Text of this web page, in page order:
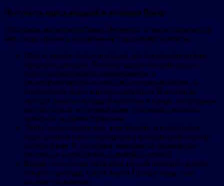
Что учесть перед поездкой в весенний Питер
Собираясь посмотреть Санкт-Петербург в марте, апреле или
мае, стоит принять во внимание следующие моменты:
Начало весны лучше подходит для посещения музеев,
галерей и дворцов. Хотя погодные условия вряд ли
будут способствовать ознакомлению с
достопримечательностями под открытым небом, в
помещениях будет вполне комфортно. В весенние
месяцы заметен меньший ажиотаж в самых популярных
местах города: отличный шанс с большей свободой
пройтись по залам Эрмитажа.
Любителям подвижных развлечений и культурных
мероприятий стоит планировать путешествие в конце
апреля и мае. В это время начинаются знаменитые
фестивали и праздники с давней историей.
Кроме того, лучше запастись тёплой одеждой: дождь,
туман и прохлада сопутствуют Питеру чаще, чем
полные солнца дни.